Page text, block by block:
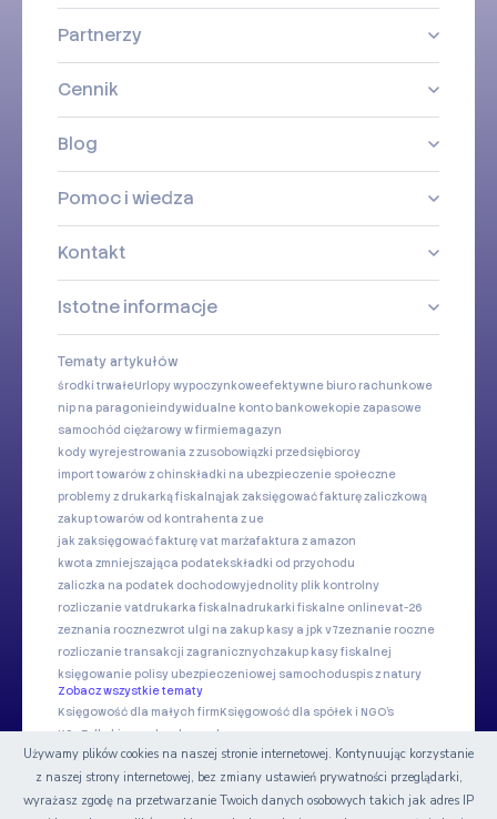
Partnerzy
Cennik
Blog
Pomoc i wiedza
Kontakt
Istotne informacje
Tematy artykułów
środki trwałeUrlopy wypoczynkoweefektywne biuro rachunkowe
nip na paragonieindywidualne konto bankowekopie zapasowe
samochód ciężarowy w firmiemagazyn
kody wyrejestrowania z zusobowiązki przedsiębiorcy
import towarów z chinskładki na ubezpieczenie społeczne
problemy z drukarką fiskalnąjak zaksięgować fakturę zaliczkową
zakup towarów od kontrahenta z ue
jak zaksięgować fakturę vat marżafaktura z amazon
kwota zmniejszająca podatekskładki od przychodu
zaliczka na podatek dochodowyjednolity plik kontrolny
rozliczanie vatdrukarka fiskalnadrukarki fiskalne onlinevat-26
zeznania rocznezwrot ulgi na zakup kasy a jpk v7zeznanie roczne
rozliczanie transakcji zagranicznychzakup kasy fiskalnej
księgowanie polisy ubezpieczeniowej samochoduspis z natury
Zobacz wszystkie tematy
Księgowość dla małych firmKsięgowość dla spółek i NGO's
KSeF dla biur rachunkowych
Nasze serwisy
Używamy plików cookies na naszej stronie internetowej. Kontynuując korzystanie
z naszej strony internetowej, bez zmiany ustawień prywatności przeglądarki,
wyrażasz zgodę na przetwarzanie Twoich danych osobowych takich jak adres IP